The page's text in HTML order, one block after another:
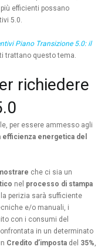
efficienti possano
5.0.
Piano Transizione 5.0: il
trattano questo tema.
richiedere
per essere ammesso agli
energetica del
che ci sia un
nel processo di stampa
perizia sarà sufficiente
e/o manuali, i
con i consumi del
in un determinato
Credito d’imposta del 35%,